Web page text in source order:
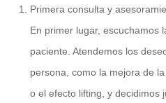
Primera consulta y
En primer lugar, escuchamos
paciente. Atendemos los
persona, como la mejora de
o el efecto lifting, y decidimos